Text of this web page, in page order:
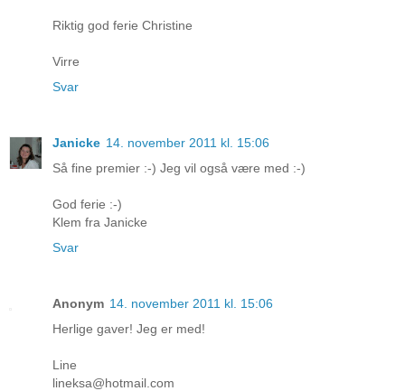
Riktig god ferie Christine
Virre
Svar
Janicke 14. november 2011 kl. 15:06
Så fine premier :-) Jeg vil også være med :-)
God ferie :-)
Klem fra Janicke
Svar
Anonym 14. november 2011 kl. 15:06
Herlige gaver! Jeg er med!
Line
lineksa@hotmail.com